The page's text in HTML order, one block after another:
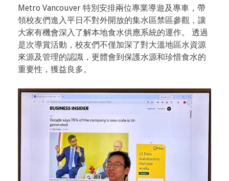
Metro Vancouver 特別安排兩位專業導遊及專車，帶
領校友們進入平日不對外開放的集水區禁區參觀，讓
大家有機會深入了解本地食水供應系統的運作。 透過
是次導賞活動，校友們不僅加深了對大溫地區水資源
來源及管理的認識，更體會到保護水源和珍惜食水的
重要性，獲益良多。